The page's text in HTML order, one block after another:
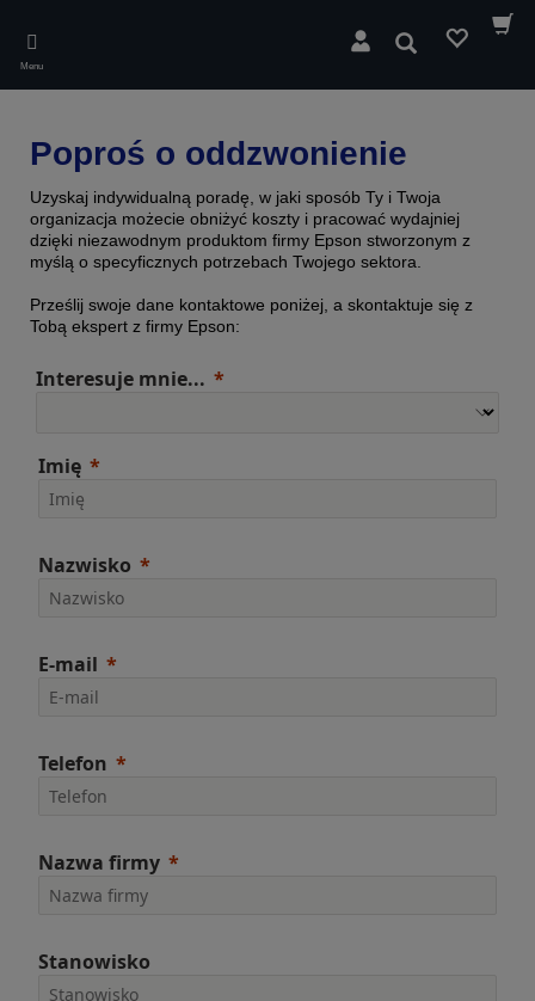
main
content
Menu
Wyszukaj
Poproś o oddzwonienie
Uzyskaj indywidualną poradę, w jaki sposób Ty i Twoja
organizacja możecie obniżyć koszty i pracować wydajniej
dzięki niezawodnym produktom firmy Epson stworzonym z
myślą o specyficznych potrzebach Twojego sektora.
Prześlij swoje dane kontaktowe poniżej, a skontaktuje się z
Tobą ekspert z firmy Epson:
Interesuje mnie...
Imię
Nazwisko
E-mail
Telefon
Nazwa firmy
Stanowisko